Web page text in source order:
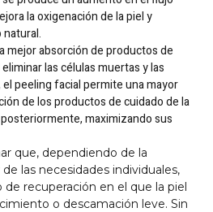
la oxigenación de la piel y
mejor absorción de productos de
las células muertas y las
peeling facial permite una mayor
de los productos de cuidado de la
maximizando sus
que, dependiendo de la
las necesidades individuales,
recuperación en el que la piel
o descamación leve. Sin